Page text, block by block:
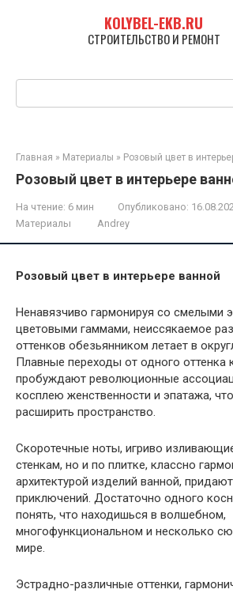
KOLYBEL-EKB.RU
СТРОИТЕЛЬСТВО И РЕМОНТ
Главная » Материалы » Розовый цвет в
Розовый цвет в интерьере
На чтение: 6 мин Опубликовано:
Материалы
Andrey
Розовый цвет в интерьере ванной
Ненавязчиво гармонируя со смелыми
цветовыми гаммами, неиссякаемое
оттенков обезьянником летает в
Плавные переходы от одного оттенка
пробуждают революционные
косплею женственности и эпатажа,
расширить пространство.
Скоротечные ноты, игриво
стенкам, но и по плитке, классно
архитектурой изделий ванной,
приключений. Достаточно одного
понять, что находишься в волшебном,
многофункциональном и несколько
мире.
Эстрадно-различные оттенки,